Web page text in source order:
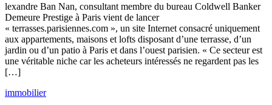
lexandre Ban Nan, consultant membre du bureau Coldwell Banker
Demeure Prestige à Paris vient de lancer
« terrasses.parisiennes.com », un site Internet consacré uniquement
aux appartements, maisons et lofts disposant d’une terrasse, d’un
jardin ou d’un patio à Paris et dans l’ouest parisien. « Ce secteur est
une véritable niche car les acheteurs intéressés ne regardent pas les
[…]
immobilier